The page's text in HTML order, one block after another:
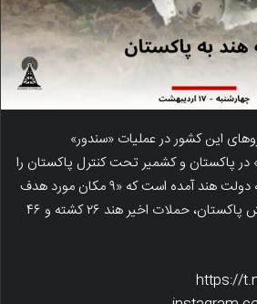
این کشور در عملیات «سندور»
پاکستان و کشمیر تحت کنترل پاکستان را
هدف قرار داده‌اند. در بیانیه دولت هند آمده است که «۹ مکان مورد هدف
قرار گرفته‌اند». به گفته ارتش پاکستان، حملات اخیر هند ۲۶ کشته و ۴۶